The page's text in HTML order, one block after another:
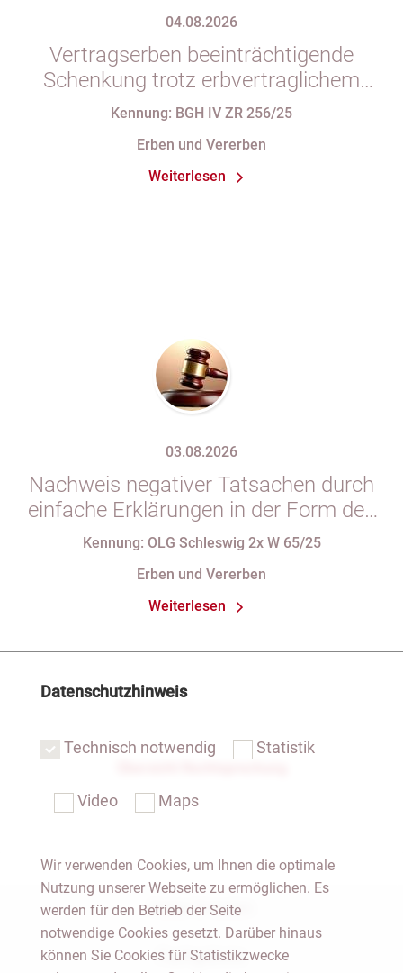
04.08.2026
Vertragserben beeinträchtigende
Schenkung trotz erbvertraglichem
Rücktrittsvorbehalt
Kennung: BGH IV ZR 256/25
Erben und Vererben
Weiterlesen
03.08.2026
Nachweis negativer Tatsachen durch
einfache Erklärungen in der Form des
§ 29 GBO (hier: Nichtgeltendmachung
Kennung: OLG Schleswig 2x W 65/25
Erben und Vererben
Weiterlesen
Notar Dresden
Fachgebiete
Datenschutzhinweis
Technisch notwendig Statistik
Video Maps
Wir verwenden Cookies, um Ihnen die optimale
Nutzung unserer Webseite zu ermöglichen. Es
werden für den Betrieb der Seite
notwendige Cookies gesetzt. Darüber hinaus
können Sie Cookies für Statistikzwecke